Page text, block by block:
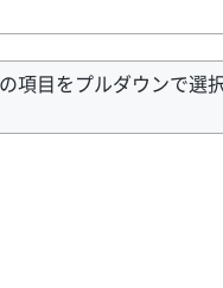
項目をプルダウンで選